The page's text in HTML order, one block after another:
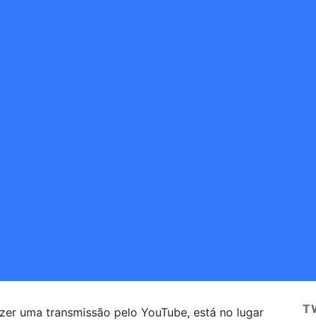
uma transmissão pelo YouTube, está no lugar